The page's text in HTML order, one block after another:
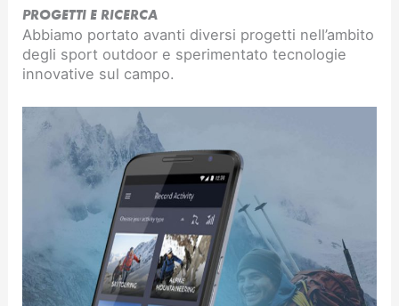
PROGETTI E RICERCA
Abbiamo portato avanti diversi progetti nell’ambito
degli sport outdoor e sperimentato tecnologie
innovative sul campo.